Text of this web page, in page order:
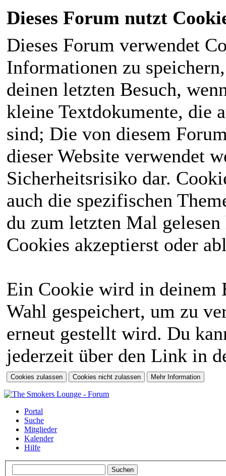
Dieses Forum nutzt
Dieses Forum verwendet
Informationen zu
deinen letzten Besuch,
kleine Textdokumente, die
sind; Die von diesem
dieser Website verwendet
Sicherheitsrisiko dar.
auch die spezifischen
du zum letzten Mal
Cookies akzeptierst oder
Ein Cookie wird in deinem
Wahl gespeichert, um zu
erneut gestellt wird. Du
jederzeit über den Link in
Portal
Suche
Mitglieder
Kalender
Hilfe